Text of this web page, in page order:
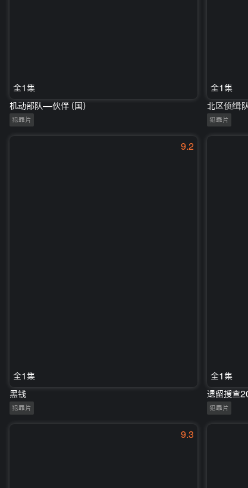
全1集
机动部队—伙伴（国）
犯罪片
全1集
北区侦缉队
犯罪片
9.2
全1集
黑钱
犯罪片
全1集
遗留搜查
犯罪片
9.3